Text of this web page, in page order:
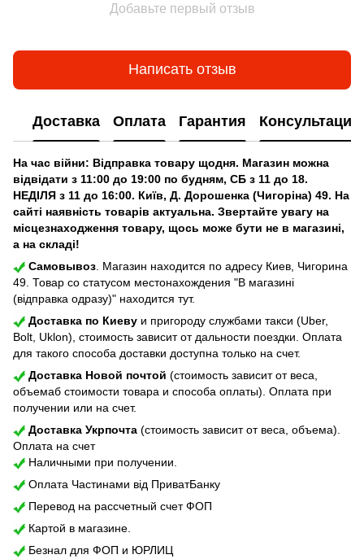
Добавьте первый отзыв
Написать отзыв
Доставка Оплата Гарантия Консультация
На час війни: Відправка товару щодня. Магазин можна
відвідати з 11:00 до 19:00 по будням, СБ з 11 до 18.
НЕДІЛЯ з 11 до 16:00. Київ, Д. Дорошенка (Чигоріна) 49. На
сайті наявність товарів актуальна. Звертайте увагу на
місцезнаходження товару, щось може бути не в магазині,
а на складі!
Самовывоз . Магазин находится по адресу Киев, Чигорина
49. Товар со статусом местонахождения "В магазині
(відправка одразу)" находится тут.
Доставка по Киеву и пригороду службами такси (Uber,
Bolt, Uklon), стоимость зависит от дальности поездки. Оплата
для такого способа доставки доступна только на счет.
Доставка Новой почтой (стоимость зависит от веса,
объемаб стоимости товара и способа оплаты). Оплата при
получении или на счет.
Доставка Укрпочта (стоимость зависит от веса, объема).
Оплата на счет
Наличными при получении.
Оплата Частинами від ПриватБанку
Перевод на рассчетный счет ФОП
Картой в магазине.
Безнал для ФОП и ЮРЛИЦ